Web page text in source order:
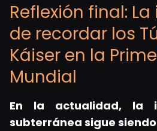
Reflexión final:
de recordar los
Káiser en la
Mundial
En la actualidad, la
subterránea sigue